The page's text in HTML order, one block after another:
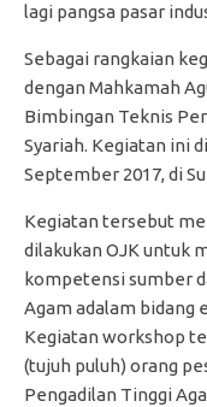
lagi pangsa pasar
Sebagai rangkaian
dengan Mahkamah
Bimbingan Teknis
Syariah. Kegiatan ini
September 2017, di
Kegiatan tersebut
dilakukan OJK untuk
kompetensi sumber
Agam adalam bidang
Kegiatan workshop
(tujuh puluh) orang
Pengadilan Tinggi